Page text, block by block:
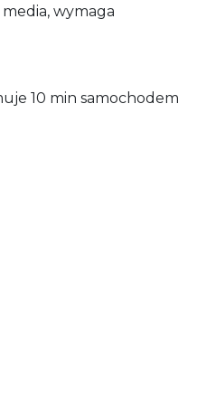
wymaga
10 min samochodem